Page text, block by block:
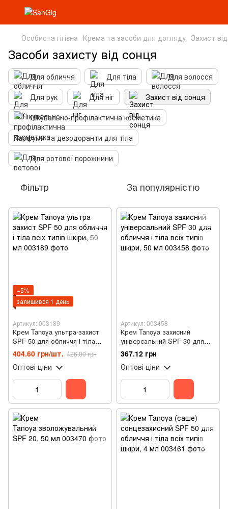
Особиста гігієна Крема та засоби для догляду Захист
Засоби захисту від сонця
Для обличчя Для тіла
Для волосся
Для рук
Для ніг
Захист від сонця
Лікувально-профілактична косметика
Парфуми та дезодоранти для тіла
Для ротової порожнини
Фільтр За популярністю
−5%
залишився 1 день
Артикул: 003189
Крем Tanoya ультра-захист
SPF 50 для обличчя і тіла
всіх типів шкіри, 50 мл
404.60 грн/шт. 426.00 грн
Оптові ціни
Артикул: 003458
Крем Tanoya захисний
універсальний SPF 30 для
обличчя і тіла всіх типів
шкіри, 50 мл
367.12 грн
Оптові ціни